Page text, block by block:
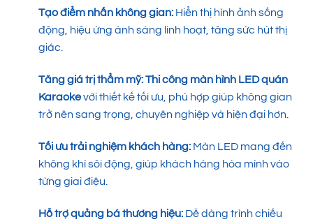
Tạo điểm nhấn không gian: Hiển thị hình ảnh sống
động, hiệu ứng ánh sáng linh hoạt, tăng sức hút thị
giác.
Tăng giá trị thẩm mỹ:Thi công màn hình LED quán
Karaokevới thiết kế tối ưu, phù hợp giúp không gian
trở nên sang trọng, chuyên nghiệp và hiện đại hơn.
Tối ưu trải nghiệm khách hàng: Màn LED mang đến
không khí sôi động, giúp khách hàng hòa mình vào
từng giai điệu.
Hỗ trợ quảng bá thương hiệu: Dễ dàng trình chiếu